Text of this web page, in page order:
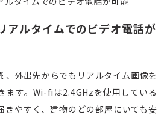
アルタイムでのビデオ電話が
、外出先からでもリアルタイム画像を
ます。Wi-fiは2.4GHzを使用している
きやすく、建物のどの部屋にいても安